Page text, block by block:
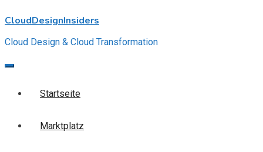
to
CloudDesignInsiders
Cloud Design & Cloud Transformation
Startseite
Marktplatz